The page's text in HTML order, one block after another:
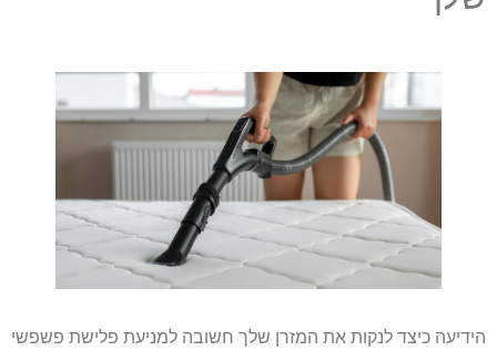
הידיעה כיצד לנקות את המזרן שלך חשובה למניעת פלישת פשפשי